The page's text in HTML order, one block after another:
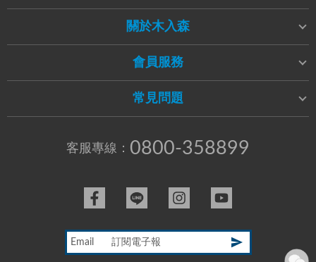
關於木入森
會員服務
常見問題
客服專線： 0800-358899
Email